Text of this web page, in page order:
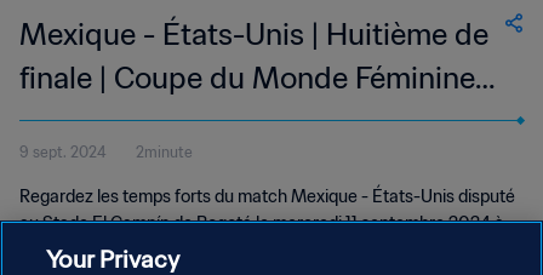
Mexique - États-Unis | Huitième de
finale | Coupe du Monde Féminine
U-20 de la FIFA, Colombie 2024™ |
Temps forts
9 sept. 2024 2minute
Regardez les temps forts du match Mexique - États-Unis disputé
au Stade El Campín de Bogotá le mercredi 11 septembre 2024 à
20h (heure locale).
Your Privacy